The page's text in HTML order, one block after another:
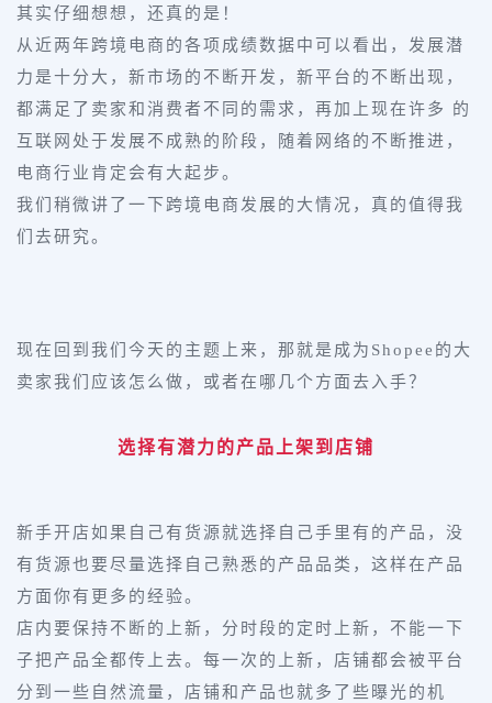
其实仔细想想，还真的是！
从近两年跨境电商的各项成绩数据中可以看出，发展潜
力是十分大，新市场的不断开发，新平台的不断出现，
都满足了卖家和消费者不同的需求，再加上现在许多 的
互联网处于发展不成熟的阶段，随着网络的不断推进，
电商行业肯定会有大起步。
我们稍微讲了一下跨境电商发展的大情况，真的值得我
们去研究。
现在回到我们今天的主题上来，那就是成为Shopee的大
卖家我们应该怎么做，或者在哪几个方面去入手？
选择有潜力的产品上架到店铺
新手开店如果自己有货源就选择自己手里有的产品，没
有货源也要尽量选择自己熟悉的产品品类，这样在产品
方面你有更多的经验。
店内要保持不断的上新，分时段的定时上新，不能一下
子把产品全都传上去。每一次的上新，店铺都会被平台
分到一些自然流量，店铺和产品也就多了些曝光的机